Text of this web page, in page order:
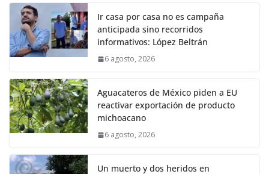
Ir casa por casa no es campaña
anticipada sino recorridos
informativos: López Beltrán
6 agosto, 2026
Aguacateros de México piden a EU
reactivar exportación de producto
michoacano
6 agosto, 2026
Un muerto y dos heridos en